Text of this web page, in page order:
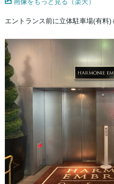
エントランス前に立体駐車場(有料)